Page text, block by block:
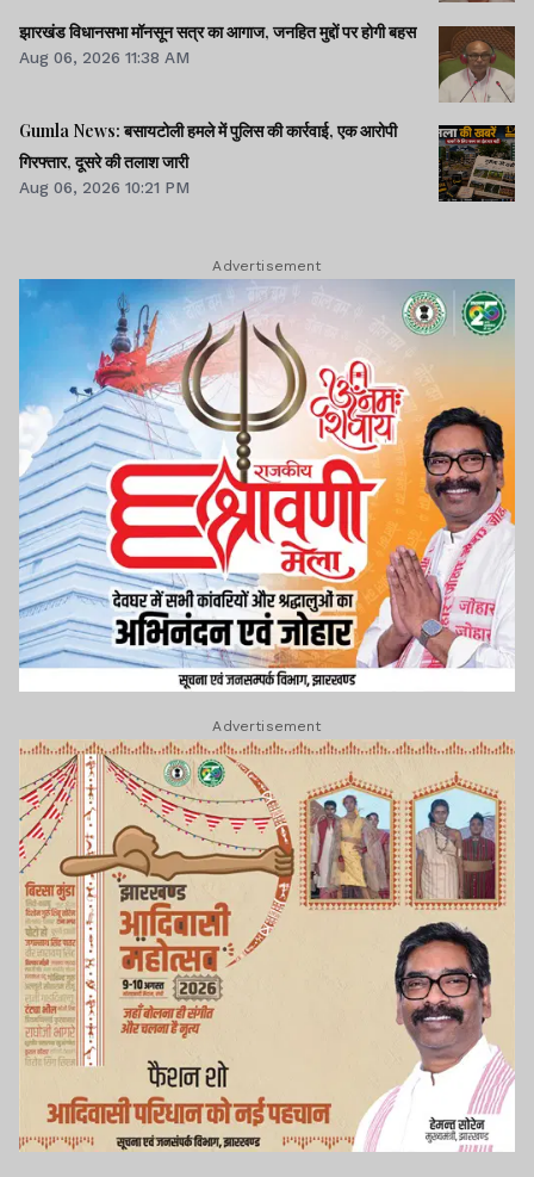
झारखंड विधानसभा मॉनसून सत्र का आगाज, जनहित मुद्दों पर होगी बहस
Aug 06, 2026 11:38 AM
Gumla News: बसायटोली हमले में पुलिस की कार्रवाई, एक आरोपी
गिरफ्तार, दूसरे की तलाश जारी
Aug 06, 2026 10:21 PM
Advertisement
Advertisement